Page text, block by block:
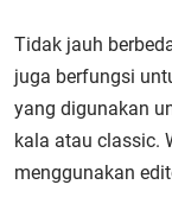
Tidak jauh
juga berfungsi
yang digunakan
kala atau classic.
menggunakan